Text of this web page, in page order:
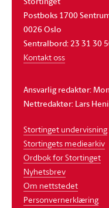
Postboks 1700
0026 Oslo
Sentralbord: 23 31 30
Kontakt oss
Ansvarlig redaktør:
Nettredaktør: Lars
Stortinget undervisning
Stortingets mediearkiv
Ordbok for Stortinget
Nyhetsbrev
Om nettstedet
Personvernerklæring